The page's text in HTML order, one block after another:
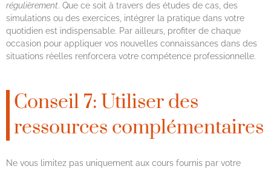
régulièrement. Que ce soit à travers des études de cas, des
simulations ou des exercices, intégrer la pratique dans votre
quotidien est indispensable. Par ailleurs, profiter de chaque
occasion pour appliquer vos nouvelles connaissances dans des
situations réelles renforcera votre compétence professionnelle.
Conseil 7: Utiliser des
ressources complémentaires
Ne vous limitez pas uniquement aux cours fournis par votre